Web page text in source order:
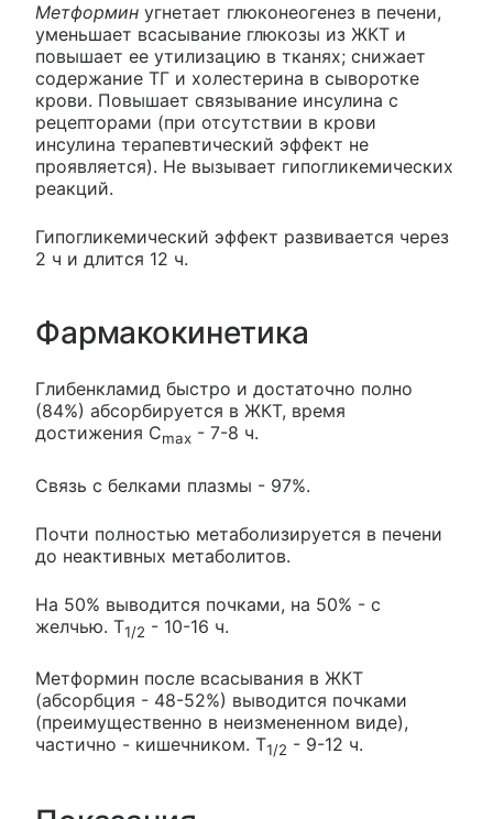
Метформин угнетает глюконеогенез в печени,
уменьшает всасывание глюкозы из ЖКТ и
повышает ее утилизацию в тканях; снижает
содержание ТГ и холестерина в сыворотке
крови. Повышает связывание инсулина с
рецепторами (при отсутствии в крови
инсулина терапевтический эффект не
проявляется). Не вызывает гипогликемических
реакций.
Гипогликемический эффект развивается через
2 ч и длится 12 ч.
Фармакокинетика
Глибенкламид быстро и достаточно полно
(84%) абсорбируется в ЖКТ, время
достижения Cmax - 7-8 ч.
Связь с белками плазмы - 97%.
Почти полностью метаболизируется в печени
до неактивных метаболитов.
На 50% выводится почками, на 50% - с
желчью. T1/2 - 10-16 ч.
Метформин после всасывания в ЖКТ
(абсорбция - 48-52%) выводится почками
(преимущественно в неизмененном виде),
частично - кишечником. T1/2 - 9-12 ч.